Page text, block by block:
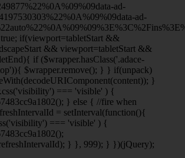
ad-
ad-
if(viewport=tabletStart &&
&& viewport=tabletStart &&
if ($wrapper.hasClass('.adace-
$wrapper.remove(); } } if(unpack)
}
=== 'visible' ) {
} else { //fire when
= setInterval(function(){
=== 'visible' ) {
} }, 999); } })(jQuery);